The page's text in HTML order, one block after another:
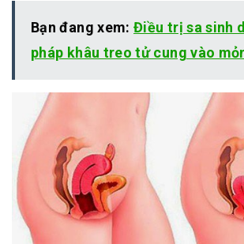
Bạn đang xem:Điều trị sa sinh
pháp khâu treo tử cung vào